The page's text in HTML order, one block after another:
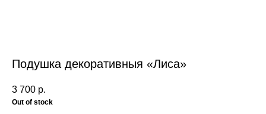
Подушка декоративныя «Лиса»
3 700 р.
Out of stock